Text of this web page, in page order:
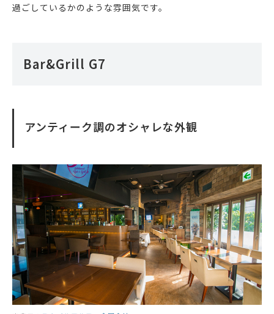
過ごしているかのような雰囲気です。
Bar&Grill G7
アンティーク調のオシャレな外観